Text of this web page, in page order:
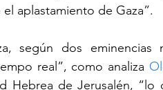
aplastamiento de Gaza”.
según dos eminencias
real”, como analiza
Hebrea de Jerusalén, “lo